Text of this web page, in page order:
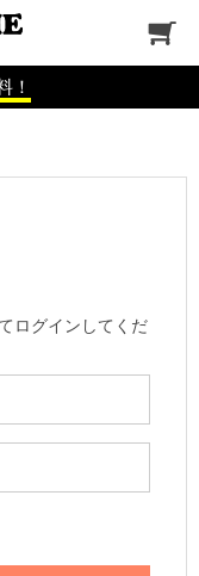
！
ログインしてくだ